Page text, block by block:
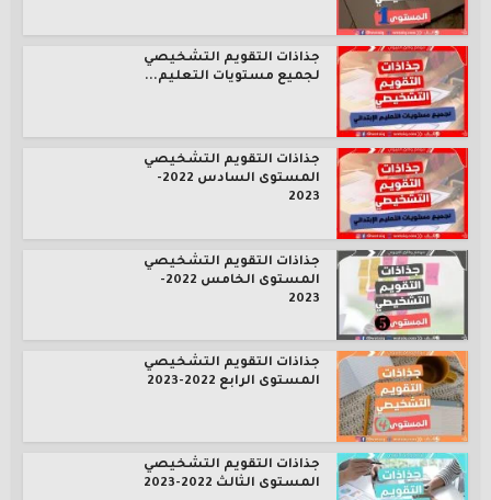
جذاذات التقويم التشخيصي
لجميع مستويات التعليم...
جذاذات التقويم التشخيصي
المستوى السادس 2022-
2023
جذاذات التقويم التشخيصي
المستوى الخامس 2022-
2023
جذاذات التقويم التشخيصي
المستوى الرابع 2022-2023
جذاذات التقويم التشخيصي
المستوى الثالث 2022-2023